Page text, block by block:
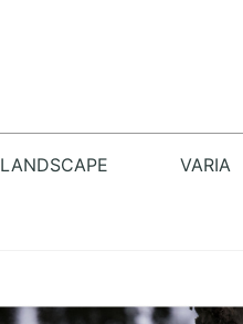
LANDSCAPE VARIA